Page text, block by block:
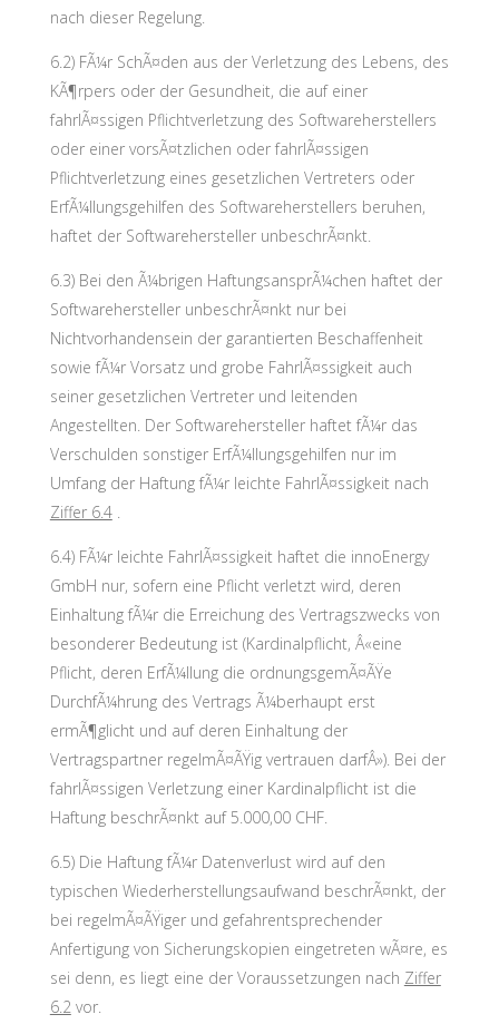
nach dieser Regelung.
6.2) FÃ¼r SchÃ¤den aus der Verletzung des Lebens, des
KÃ¶rpers oder der Gesundheit, die auf einer
fahrlÃ¤ssigen Pflichtverletzung des Softwareherstellers
oder einer vorsÃ¤tzlichen oder fahrlÃ¤ssigen
Pflichtverletzung eines gesetzlichen Vertreters oder
ErfÃ¼llungsgehilfen des Softwareherstellers beruhen,
haftet der Softwarehersteller unbeschrÃ¤nkt.
6.3) Bei den Ã¼brigen HaftungsansprÃ¼chen haftet der
Softwarehersteller unbeschrÃ¤nkt nur bei
Nichtvorhandensein der garantierten Beschaffenheit
sowie fÃ¼r Vorsatz und grobe FahrlÃ¤ssigkeit auch
seiner gesetzlichen Vertreter und leitenden
Angestellten. Der Softwarehersteller haftet fÃ¼r das
Verschulden sonstiger ErfÃ¼llungsgehilfen nur im
Umfang der Haftung fÃ¼r leichte FahrlÃ¤ssigkeit nach
Ziffer 6.4.
6.4) FÃ¼r leichte FahrlÃ¤ssigkeit haftet die innoEnergy
GmbH nur, sofern eine Pflicht verletzt wird, deren
Einhaltung fÃ¼r die Erreichung des Vertragszwecks von
besonderer Bedeutung ist (Kardinalpflicht, Â«eine
Pflicht, deren ErfÃ¼llung die ordnungsgemÃ¤ÃŸe
DurchfÃ¼hrung des Vertrags Ã¼berhaupt erst
ermÃ¶glicht und auf deren Einhaltung der
Vertragspartner regelmÃ¤ÃŸig vertrauen darfÂ»). Bei der
fahrlÃ¤ssigen Verletzung einer Kardinalpflicht ist die
Haftung beschrÃ¤nkt auf 5.000,00 CHF.
6.5) Die Haftung fÃ¼r Datenverlust wird auf den
typischen Wiederherstellungsaufwand beschrÃ¤nkt, der
bei regelmÃ¤ÃŸiger und gefahrentsprechender
Anfertigung von Sicherungskopien eingetreten wÃ¤re, es
sei denn, es liegt eine der Voraussetzungen nach Ziffer
6.2vor.